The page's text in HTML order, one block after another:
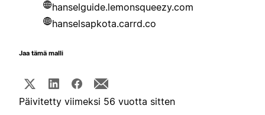
hanselguide.lemonsqueezy.com
hanselsapkota.carrd.co
Jaa tämä malli
Päivitetty viimeksi 56 vuotta sitten